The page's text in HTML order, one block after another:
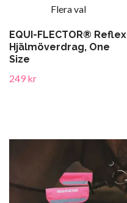
Flera val
EQUI-FLECTOR® Reflex
Hjälmöverdrag, One
Size
249 kr